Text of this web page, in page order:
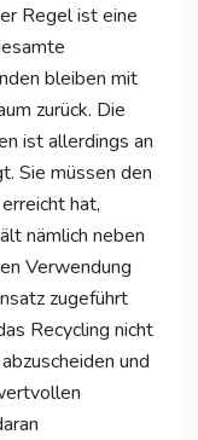
Regel ist eine
bleiben mit
zurück. Die
ist allerdings an
Sie müssen den
hat,
nämlich neben
Verwendung
zugeführt
Recycling nicht
und